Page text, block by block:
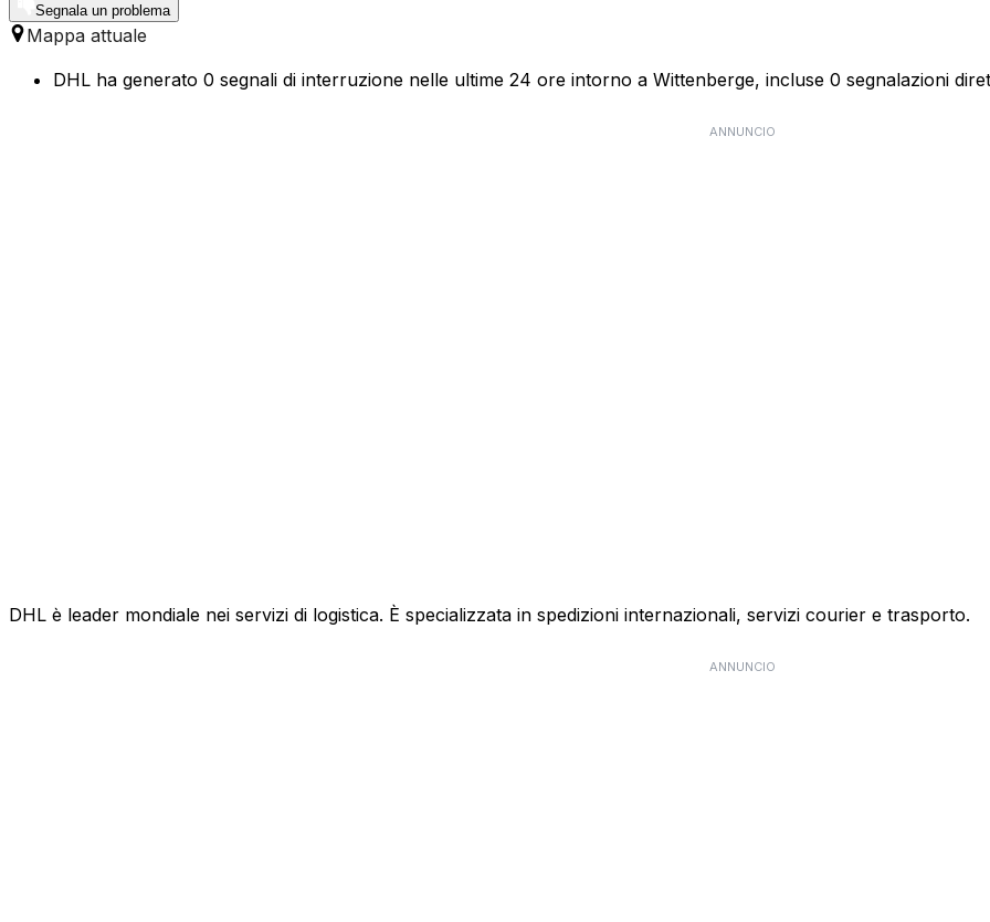
Segnala un problema
Mappa attuale
DHL ha generato 0 segnali di interruzione nelle ultime 24 ore intorno a Wittenberge, incluse 0 segnalazioni
ANNUNCIO
DHL è leader mondiale nei servizi di logistica. È specializzata in spedizioni internazionali, servizi courier e trasporto.
ANNUNCIO